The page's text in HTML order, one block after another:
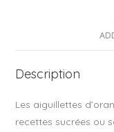
o
k
Description
Les aiguillettes
recettes sucrées ou